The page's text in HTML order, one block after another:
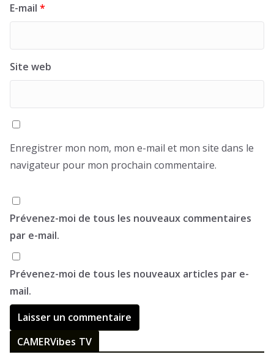
E-mail *
Site web
Enregistrer mon nom, mon e-mail et mon site dans le
navigateur pour mon prochain commentaire.
Prévenez-moi de tous les nouveaux commentaires
par e-mail.
Prévenez-moi de tous les nouveaux articles par e-
mail.
CAMERVibes TV